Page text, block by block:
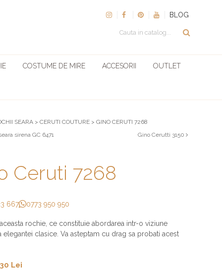
BLOG
COSTUME DE MIRE ACCESORII OUTLET
SEARA >CERUTI COUTURE >GINO CERUTI 7268
sirena GC 6471
Gino Cerutti 3150
Ceruti 7268
667 0773 950 950
rochie, ce constituie abordarea intr-o viziune
elegantei clasice. Va asteptam cu drag sa probati acest
Lei